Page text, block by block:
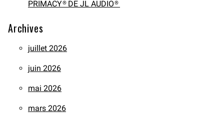
PRIMACY® DE JL AUDIO®
Archives
juillet 2026
juin 2026
mai 2026
mars 2026